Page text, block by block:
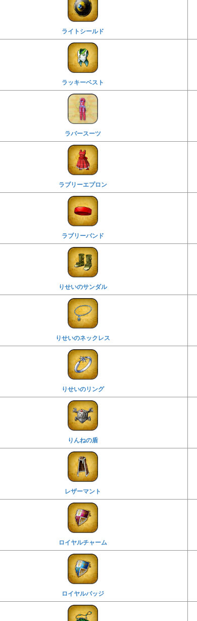
ライトシールド
ラッキーベスト
ラバースーツ
ラブリーエプロン
ラブリーバンド
りせいのサンダル
りせいのネックレス
りせいのリング
りんねの盾
レザーマント
ロイヤルチャーム
ロイヤルバッジ